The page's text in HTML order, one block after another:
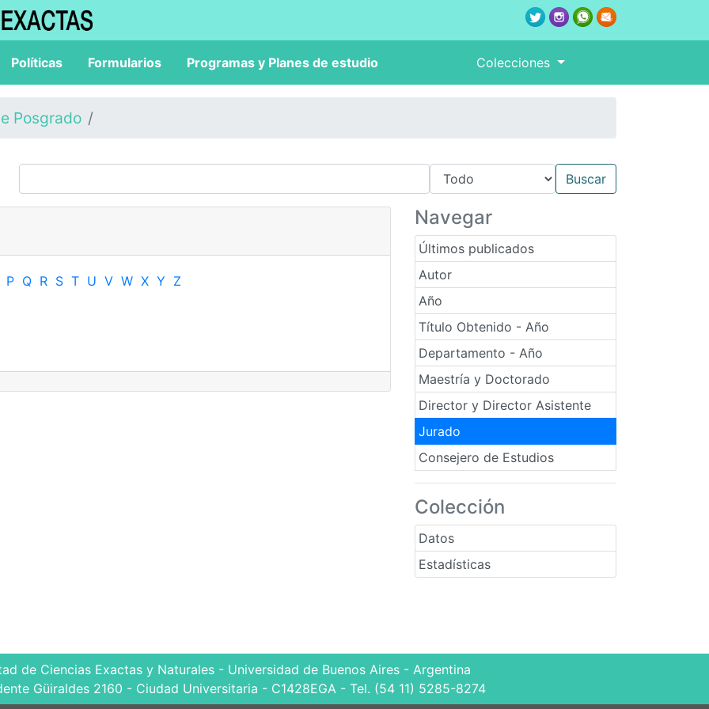
Políticas Formularios Programas y Planes de estudio Colecciones
Posgrado
Navegar
Últimos publicados
Autor
Año
Título Obtenido - Año
Departamento - Año
Maestría y Doctorado
Director y Director Asistente
Jurado
Consejero de Estudios
Colección
Datos
Estadísticas
P Q R S T U V W X Y Z
de Ciencias Exactas y Naturales - Universidad de Buenos Aires - Argentina
Güiraldes 2160 - Ciudad Universitaria - C1428EGA - Tel. (54 11) 5285-8274